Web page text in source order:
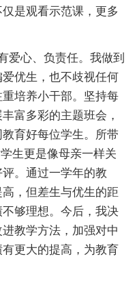
是观看示范课，更多
爱心、负责任。我做到
优生，也不歧视任何
培养小干部。坚持每
富多彩的主题班会，
育好每位学生。所带
生更是像母亲一样关
。通过一学年的教
，但差生与优生的距
够理想。今后，我决
教学方法，加强对中
更大的提高，为教育